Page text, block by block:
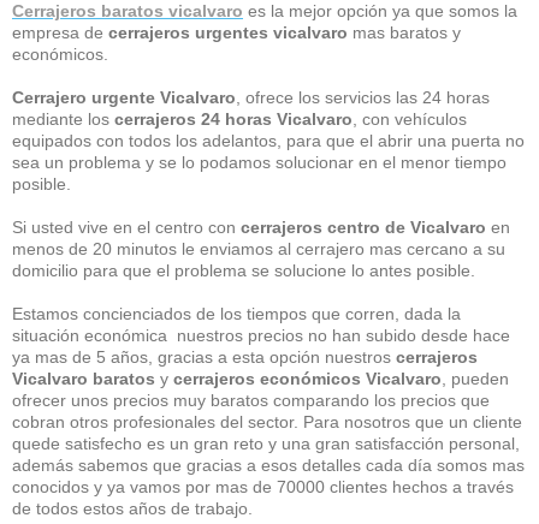
Cerrajeros baratos vicalvaro es la mejor opción ya que somos la
empresa de cerrajeros urgentes vicalvaro mas baratos y
económicos.
Cerrajero urgente Vicalvaro , ofrece los servicios las 24 horas
mediante los cerrajeros 24 horas Vicalvaro , con vehículos
equipados con todos los adelantos, para que el abrir una puerta no
sea un problema y se lo podamos solucionar en el menor tiempo
posible.
Si usted vive en el centro con cerrajeros centro de Vicalvaro en
menos de 20 minutos le enviamos al cerrajero mas cercano a su
domicilio para que el problema se solucione lo antes posible.
Estamos concienciados de los tiempos que corren, dada la
situación económica nuestros precios no han subido desde hace
ya mas de 5 años, gracias a esta opción nuestros cerrajeros
Vicalvaro baratos y cerrajeros económicos Vicalvaro , pueden
ofrecer unos precios muy baratos comparando los precios que
cobran otros profesionales del sector. Para nosotros que un cliente
quede satisfecho es un gran reto y una gran satisfacción personal,
además sabemos que gracias a esos detalles cada día somos mas
conocidos y ya vamos por mas de 70000 clientes hechos a través
de todos estos años de trabajo.